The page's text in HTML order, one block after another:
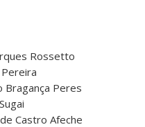
Rossetto
Bragança Peres
Castro Afeche